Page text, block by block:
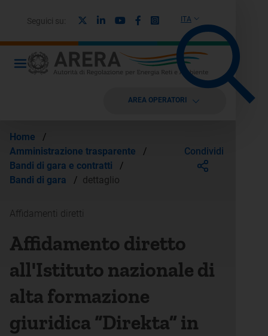
ITA
Seguici su: LinkedinYoutubeFacebook
Instagram
AREA OPERATORI
Home
/
Amministrazione trasparente
/
Bandi di gara e contratti
/
Bandi di gara
/ dettaglio
Condividi
Affidamenti diretti
Affidamento diretto
all'Istituto nazionale di
alta formazione
giuridica “Direkta” in